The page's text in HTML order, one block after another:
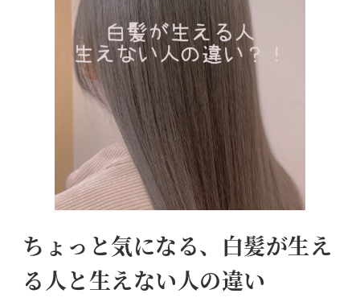
ちょっと気になる、白髪が生え
る人と生えない人の違い